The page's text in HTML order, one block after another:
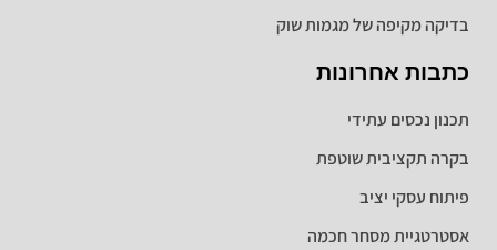
כתבות אחרונות
תכנון נכסים עתידי
בקרה תקציבית שוטפת
פיתוח עסקי יציב
אסטרטגיית מסחר חכמה
בדיקה מקיפה של מגמות שוק